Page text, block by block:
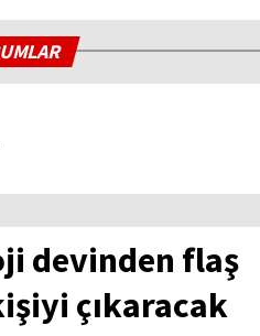
devinden flaş
çıkaracak